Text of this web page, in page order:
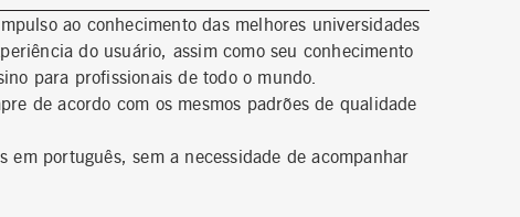
ao conhecimento das melhores universidades
do usuário, assim como seu conhecimento
para profissionais de todo o mundo.
de acordo com os mesmos padrões de qualidade
português, sem a necessidade de acompanhar